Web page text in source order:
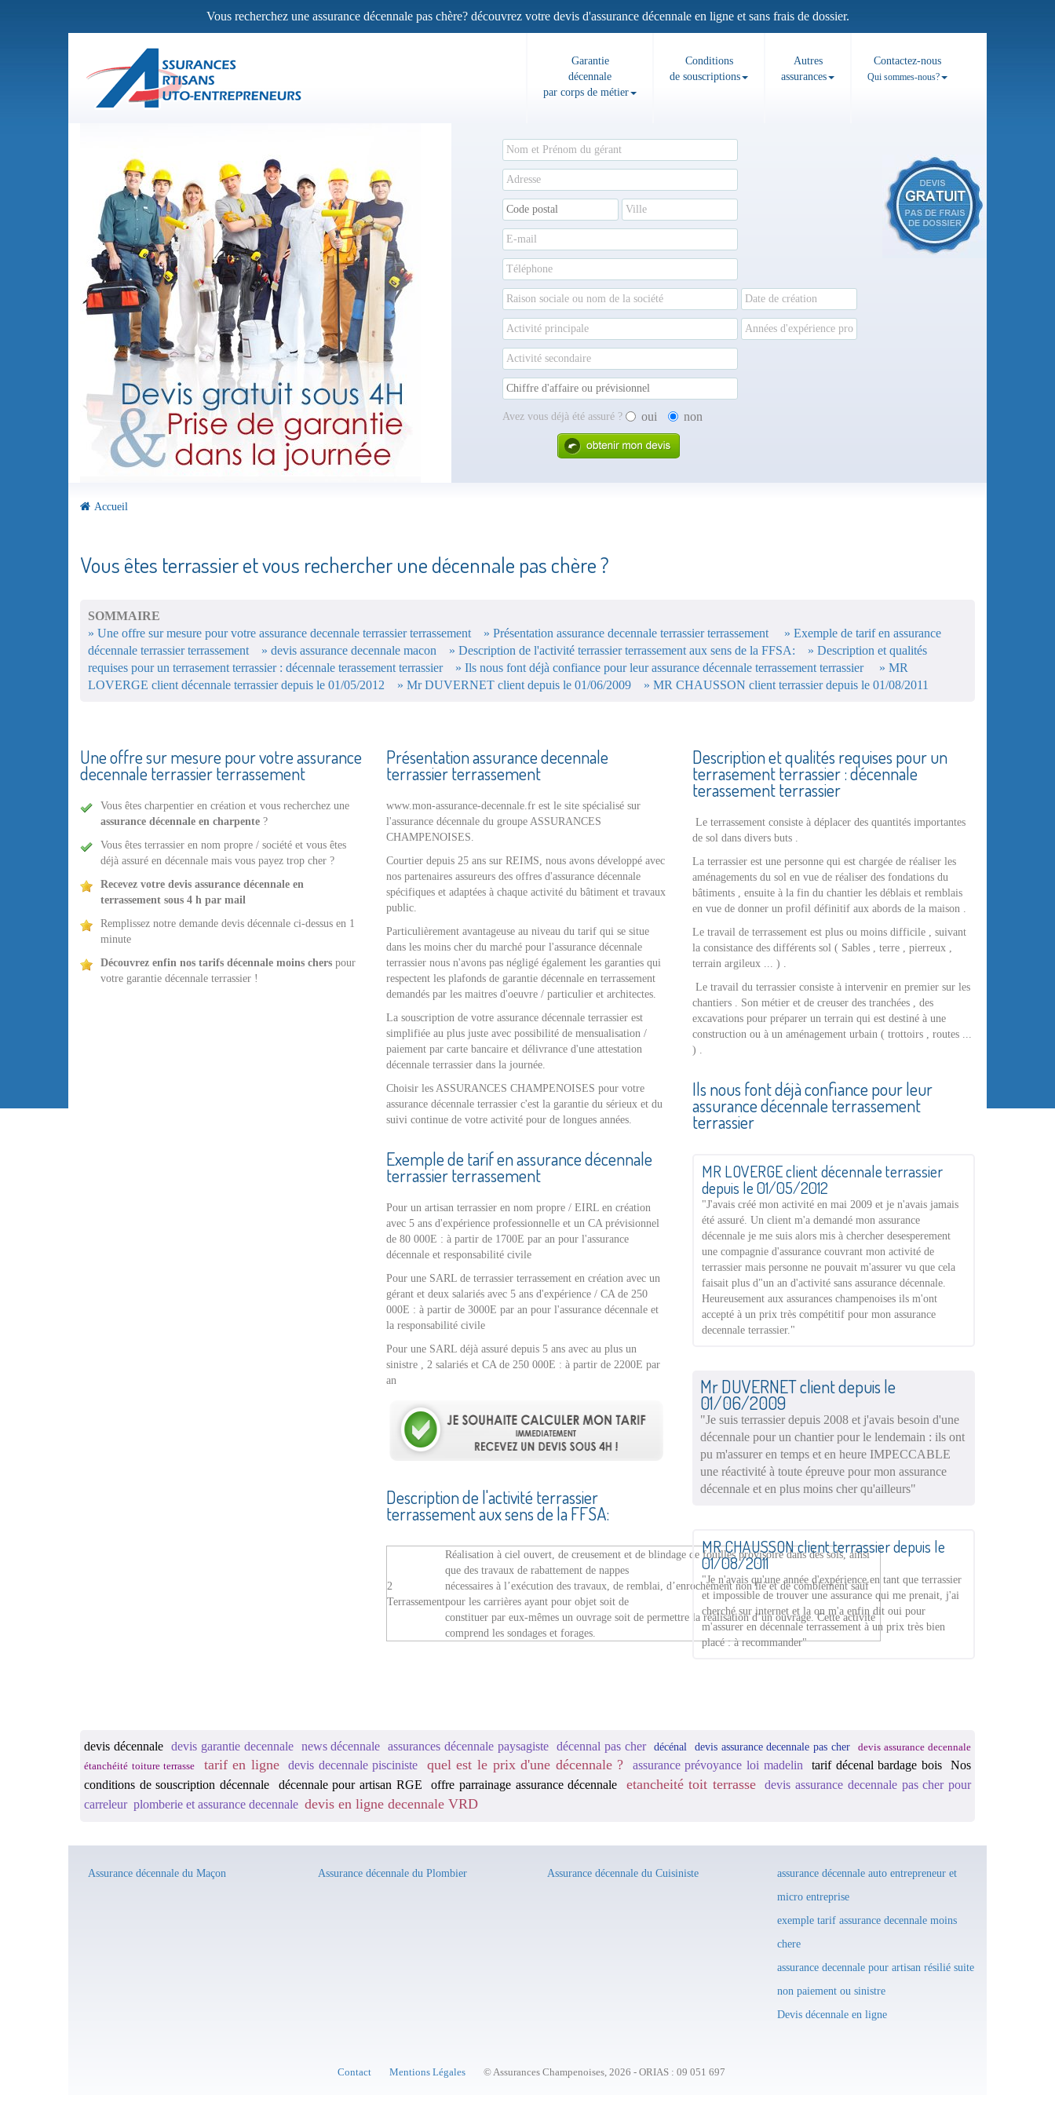
Vous recherchez une assurance décennale pas chère? découvrez votre devis d'assurance décennale en ligne et sans frais de dossier.
Garantie
décennale
par corps de métier
Conditions
de souscriptions
Autres
assurances
Contactez-nous
Qui sommes-nous?
Avez vous déjà été assuré ? oui non
Accueil
Vous êtes terrassier et vous rechercher une décennale pas chère ?
SOMMAIRE
» Une offre sur mesure pour votre assurance decennale terrassier terrassement
» Présentation assurance decennale terrassier terrassement
» Exemple de tarif en assurance
décennale terrassier terrassement
» devis assurance decennale macon » Description de l'activité terrassier terrassement aux sens de la FFSA:
» Description et qualités
requises pour un terrasement terrassier : décennale terassement terrassier
» Ils nous font déjà confiance pour leur assurance décennale terrassement terrassier
» MR
LOVERGE client décennale terrassier depuis le 01/05/2012
» Mr DUVERNET client depuis le 01/06/2009 » MR CHAUSSON client terrassier depuis le 01/08/2011
Une offre sur mesure pour votre assurance
decennale terrassier terrassement
Vous êtes charpentier en création et vous recherchez une
assurance décennale en charpente ?
Vous êtes terrassier en nom propre / société et vous êtes
déjà assuré en décennale mais vous payez trop cher ?
Recevez votre devis assurance décennale en
terrassement sous 4 h par mail
Remplissez notre demande devis décennale ci-dessus en 1
minute
Découvrez enfin nos tarifs décennale moins chers pour
votre garantie décennale terrassier !
Présentation assurance decennale
terrassier terrassement
www.mon-assurance-decennale.fr est le site spécialisé sur
l'assurance décennale du groupe ASSURANCES
CHAMPENOISES.
Courtier depuis 25 ans sur REIMS, nous avons développé avec
nos partenaires assureurs des offres d'assurance décennale
spécifiques et adaptées à chaque activité du bâtiment et travaux
public.
Particulièrement avantageuse au niveau du tarif qui se situe
dans les moins cher du marché pour l'assurance décennale
terrassier nous n'avons pas négligé également les garanties qui
respectent les plafonds de garantie décennale en terrassement
demandés par les maitres d'oeuvre / particulier et architectes.
La souscription de votre assurance décennale terrassier est
simplifiée au plus juste avec possibilité de mensualisation /
paiement par carte bancaire et délivrance d'une attestation
décennale terrassier dans la journée.
Choisir les ASSURANCES CHAMPENOISES pour votre
assurance décennale terrassier c'est la garantie du sérieux et du
suivi continue de votre activité pour de longues années.
Exemple de tarif en assurance décennale
terrassier terrassement
Pour un artisan terrassier en nom propre / EIRL en création
avec 5 ans d'expérience professionnelle et un CA prévisionnel
de 80 000E : à partir de 1700E par an pour l'assurance
décennale et responsabilité civile
Pour une SARL de terrassier terrassement en création avec un
gérant et deux salariés avec 5 ans d'expérience / CA de 250
000E : à partir de 3000E par an pour l'assurance décennale et
la responsabilité civile
Pour une SARL déjà assuré depuis 5 ans avec au plus un
sinistre , 2 salariés et CA de 250 000E : à partir de 2200E par
an
Description de l'activité terrassier
terrassement aux sens de la FFSA:
2
Terrassement
Réalisation à ciel ouvert, de creusement et de blindage de fouilles provisoire dans des sols, ainsi
que des travaux de rabattement de nappes
nécessaires à l’exécution des travaux, de remblai, d’enrochement non lié et de comblement sauf
pour les carrières ayant pour objet soit de
constituer par eux-mêmes un ouvrage soit de permettre la réalisation d’un ouvrage. Cette activité
comprend les sondages et forages.
Description et qualités requises pour un
terrasement terrassier : décennale
terassement terrassier
Le terrassement consiste à déplacer des quantités importantes
de sol dans divers buts .
La terrassier est une personne qui est chargée de réaliser les
aménagements du sol en vue de réaliser des fondations du
bâtiments , ensuite à la fin du chantier les déblais et remblais
en vue de donner un profil définitif aux abords de la maison .
Le travail de terrassement est plus ou moins difficile , suivant
la consistance des différents sol ( Sables , terre , pierreux ,
terrain argileux ... ) .
Le travail du terrassier consiste à intervenir en premier sur les
chantiers . Son métier et de creuser des tranchées , des
excavations pour préparer un terrain qui est destiné à une
construction ou à un aménagement urbain ( trottoirs , routes ...
) .
Ils nous font déjà confiance pour leur
assurance décennale terrassement
terrassier
MR LOVERGE client décennale terrassier
depuis le 01/05/2012
"J'avais créé mon activité en mai 2009 et je n'avais jamais
été assuré. Un client m'a demandé mon assurance
décennale je me suis alors mis à chercher desesperement
une compagnie d'assurance couvrant mon activité de
terrassier mais personne ne pouvait m'assurer vu que cela
faisait plus d"un an d'activité sans assurance décennale.
Heureusement aux assurances champenoises ils m'ont
accepté à un prix très compétitif pour mon assurance
decennale terrassier."
Mr DUVERNET client depuis le
01/06/2009
"Je suis terrassier depuis 2008 et j'avais besoin d'une
décennale pour un chantier pour le lendemain : ils ont
pu m'assurer en temps et en heure IMPECCABLE
une réactivité à toute épreuve pour mon assurance
décennale et en plus moins cher qu'ailleurs"
MR CHAUSSON client terrassier depuis le
01/08/2011
"Je n'avais qu'une année d'expérience en tant que terrassier
et impossible de trouver une assurance qui me prenait, j'ai
cherché sur internet et la on m'a enfin dit oui pour
m'assurer en décennale terrassement à un prix très bien
placé : à recommander"
devis décennale devis garantie decennale news décennale assurances décennale paysagiste décennal pas cher décénal devis assurance decennale pas cher
devis assurance decennale
étanchéité toiture terrasse
tarif en ligne devis decennale pisciniste quel est le prix d'une décennale ? assurance prévoyance loi madelin tarif décenal bardage bois
Nos
conditions de souscription décennale
décennale pour artisan RGE offre parrainage assurance décennale etancheité toit terrasse
devis assurance decennale pas cher pour
carreleur plomberie et assurance decennale devis en ligne decennale VRD
Assurance décennale du Maçon Assurance décennale du Plombier Assurance décennale du Cuisiniste
assurance décennale auto entrepreneur et
micro entreprise
exemple tarif assurance decennale moins
chere
assurance decennale pour artisan résilié suite
non paiement ou sinistre
Devis décennale en ligne
Contact Mentions Légales © Assurances Champenoises, 2026 - ORIAS : 09 051 697